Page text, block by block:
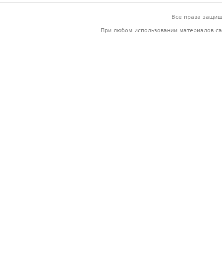
Все права
При любом использовании материалов